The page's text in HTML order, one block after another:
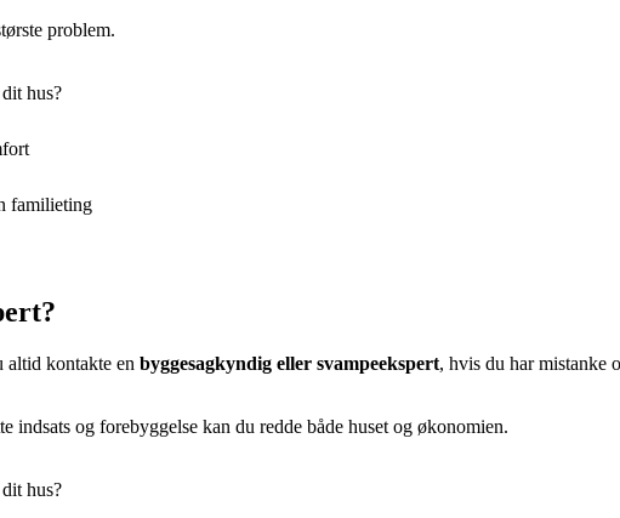
problem.
hus?
familieting
altid kontakte en byggesagkyndig eller svampeekspert, hvis du har mistanke
indsats og forebyggelse kan du redde både huset og økonomien.
hus?